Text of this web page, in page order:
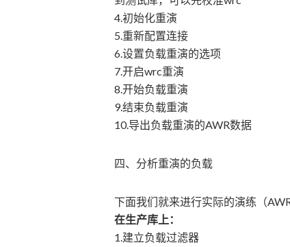
4.初始化重演
5.重新配置连接
6.设置负载重演的选项
7.开启wrc重演
8.开始负载重演
9.结束负载重演
10.导出负载重演的AWR数据
四、分析重演的负载
下面我们就来进行实际的演练（
在生产库上：
1.建立负载过滤器